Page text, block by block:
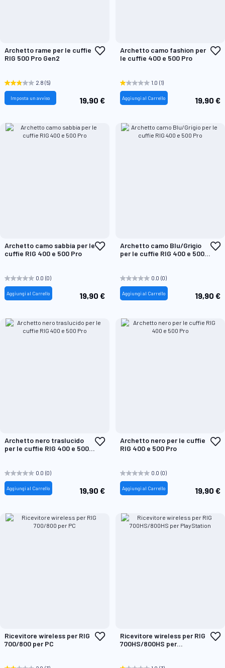
Archetto rame per le cuffie
RIG 500 Pro Gen2
Aggiungi
2.8 (5)
19,90 €
Imposta un avviso
Archetto camo fashion per
le cuffie 400 e 500 Pro
1.0 (1)
19,90 €
Aggiungi al Carrello
Archetto camo sabbia per le
cuffie RIG 400 e 500 Pro
Aggiungi
0.0 (0)
19,90 €
Aggiungi al Carrello
Archetto camo Blu/Grigio
per le cuffie RIG 400 e 500
0.0 (0)
19,90 €
Aggiungi al Carrello
Archetto nero traslucido
per le cuffie RIG 400 e 500
Aggiungi
0.0 (0)
19,90 €
Aggiungi al Carrello
Archetto nero per le cuffie
RIG 400 e 500 Pro
0.0 (0)
19,90 €
Aggiungi al Carrello
Ricevitore wireless per RIG
700/800 per PC
AggiungiRicevitore wireless per RIG
700HS/800HS per